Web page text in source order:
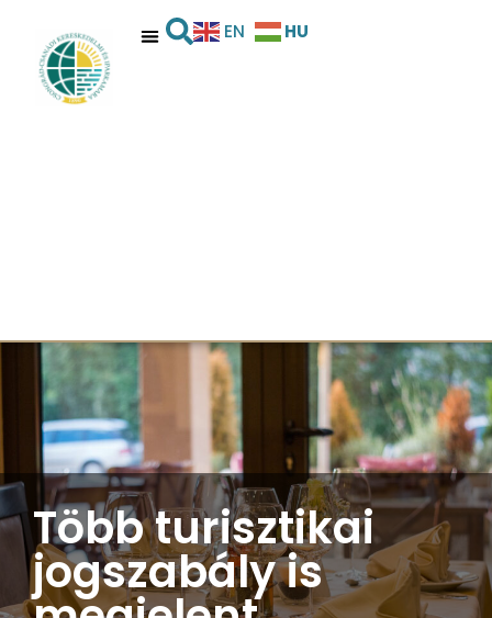
EN HU
Több turisztikai
jogszabály is